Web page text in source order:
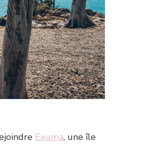
Exuma, une île